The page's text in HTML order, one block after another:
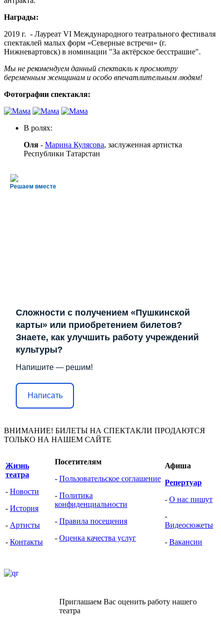
Награды:
2019 г. - Лауреат VI Международного театрального фестиваля
спектаклей малых форм «Северные встречи» (г.
Нижневартовск) в номинации "За актёрское бесстрашие".
Мы не рекомендуем данный спектакль к просмотру
беременным женщинам и особо впечатлительным людям!
Фотографии спектакля:
В ролях:
Оля - Марина Кулясова, заслуженная артистка
Республики Татарстан
Решаем вместе
Сложности с получением «Пушкинской
карты» или приобретением билетов?
Знаете, как улучшить работу учреждений
культуры?
Напишите — решим!
Написать
ВНИМАНИЕ! БИЛЕТЫ НА СПЕКТАКЛИ ПРОДАЮТСЯ
ТОЛЬКО НА НАШЕМ САЙТЕ
Жизнь
театра
- Новости
- История
- Артисты
- Контакты
Посетителям
- Пользовательское соглашение
- Политика
конфиденциальности
- Правила посещения
- Оценка качества услуг
Афиша
Репертуар
- О нас пишут
-
Видеоcюжеты
- Вакансии
Приглашаем Вас оценить работу нашего
театра